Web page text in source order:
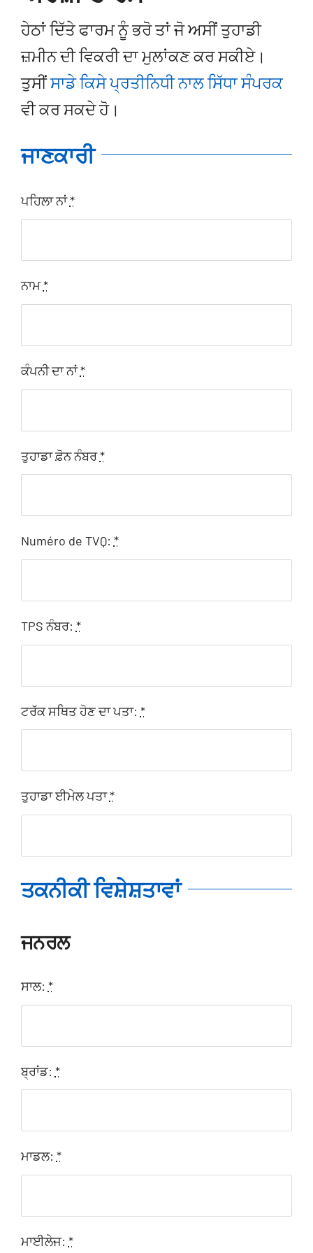
ਸੰਪਰਕ
Punjabi
ਹੇਠਾਂ ਦਿੱਤੇ ਫਾਰਮ ਨੂੰ ਭਰੋ ਤਾਂ ਜੋ ਅਸੀਂ ਤੁਹਾਡੀ
ਜ਼ਮੀਨ ਦੀ ਵਿਕਰੀ ਦਾ ਮੁਲਾਂਕਣ ਕਰ ਸਕੀਏ।
ਤੁਸੀਂਸਾਡੇ ਕਿਸੇ ਪ੍ਰਤੀਨਿਧੀ ਨਾਲ ਸਿੱਧਾ ਸੰਪਰਕ
ਵੀ ਕਰ ਸਕਦੇ ਹੋ।
ਜਾਣਕਾਰੀ
ਪਹਿਲਾ ਨਾਂ*
ਨਾਮ*
ਕੰਪਨੀ ਦਾ ਨਾਂ*
ਤੁਹਾਡਾ ਫ਼ੋਨ ਨੰਬਰ*
Numéro de TVQ: *
TPS ਨੰਬਰ: *
ਟਰੱਕ ਸਥਿਤ ਹੋਣ ਦਾ ਪਤਾ: *
ਤੁਹਾਡਾ ਈਮੇਲ ਪਤਾ*
ਤਕਨੀਕੀ ਵਿਸ਼ੇਸ਼ਤਾਵਾਂ
ਜਨਰਲ
ਸਾਲ: *
ਬ੍ਰਾਂਡ: *
ਮਾਡਲ: *
ਮਾਈਲੇਜ: *